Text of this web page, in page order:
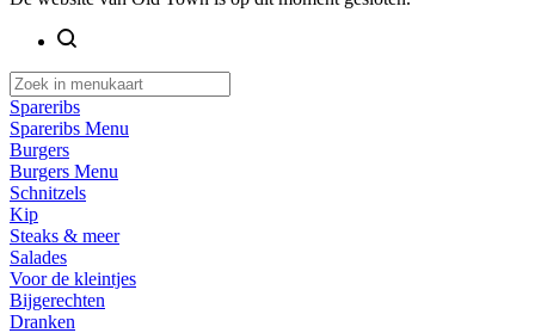
Spareribs
Spareribs Menu
Burgers
Burgers Menu
Schnitzels
Kip
Steaks & meer
Salades
Voor de kleintjes
Bijgerechten
Dranken